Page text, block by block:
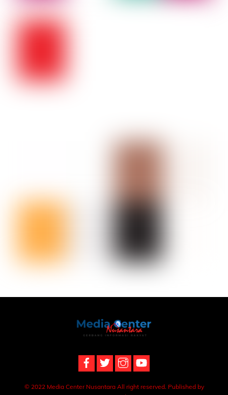
Back
To
© 2022 Media Center Nusantara All right reserved. Published by